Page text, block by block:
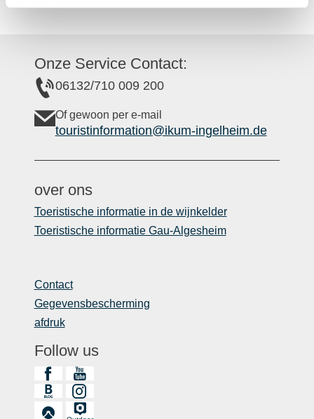
Onze Service Contact:
06132/710 009 200
Of gewoon per e-mail
touristinformation@ikum-ingelheim.de
over ons
Toeristische informatie in de wijnkelder
Toeristische informatie Gau-Algesheim
Contact
Gegevensbescherming
afdruk
Follow us